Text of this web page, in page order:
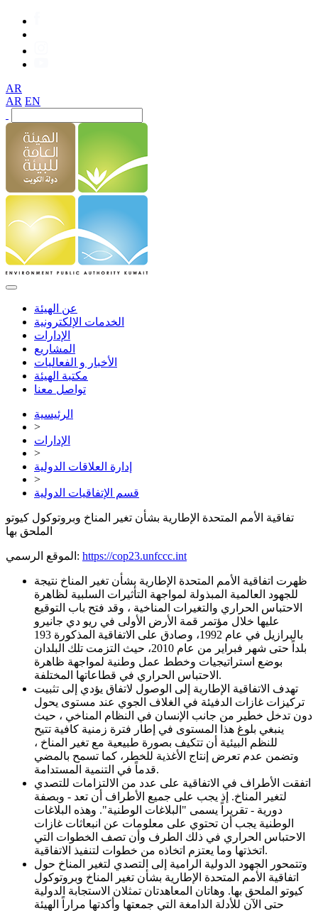
AR
AR EN
عن الهيئة
الخدمات الإلكترونية
الإدارات
المشاريع
الأخبار و الفعاليات
مكتبة الهيئة
تواصل معنا
الرئيسية
>
الإدارات
>
إدارة العلاقات الدولية
>
قسم الإتفاقيات الدولية
تفاقية الأمم المتحدة الإطارية بشأن تغير المناخ وبروتوكول كيوتو
الملحق بها
الموقع الرسمي: https://cop23.unfccc.int
ظهرت اتفاقية الأمم المتحدة الإطارية بشأن تغير المناخ نتيجة
للجهود العالمية المبذولة لمواجهة التأثيرات السلبية لظاهرة
الاحتباس الحراري والتغيرات المناخية ، وقد فتح باب التوقيع
عليها خلال مؤتمر قمة الأرض الأولى في ريو دي جانيرو
بالبرازيل في عام 1992، وصادق على الاتفاقية المذكورة 193
بلداً حتى شهر فبراير من عام 2010، حيث التزمت تلك البلدان
بوضع استراتيجيات وخطط عمل وطنية لمواجهة ظاهرة
الاحتباس الحراري في قطاعاتها المختلفة.
تهدف الاتفاقية الإطارية إلى الوصول لاتفاق يؤدي إلى تثبيت
تركيزات غازات الدفيئة في الغلاف الجوي عند مستوى يحول
دون تدخل خطير من جانب الإنسان في النظام المناخي ، حيث
ينبغي بلوغ هذا المستوى في إطار فترة زمنية كافية تتيح
للنظم البيئية أن تتكيف بصورة طبيعية مع تغير المناخ ،
وتضمن عدم تعرض إنتاج الأغذية للخطر، كما تسمح بالمضي
قدماً في التنمية المستدامة.
اتفقت الأطراف في الاتفاقية على عدد من الالتزامات للتصدي
لتغير المناخ. إذ يجب على جميع الأطراف أن تعد - وبصفة
دورية - تقريراً يسمى "البلاغات الوطنية". وهذه البلاغات
الوطنية يجب أن تحتوي على معلومات عن انبعاثات غازات
الاحتباس الحراري في ذلك الطرف وأن تصف الخطوات التي
اتخذتها وما يعتزم اتخاذه من خطوات لتنفيذ الاتفاقية.
وتتمحور الجهود الدولية الرامية إلى التصدي لتغير المناخ حول
اتفاقية الأمم المتحدة الإطارية بشأن تغير المناخ وبروتوكول
كيوتو الملحق بها. وهاتان المعاهدتان تمثلان الاستجابة الدولية
حتى الآن للأدلة الدامغة التي جمعتها وأكدتها مراراً الهيئة